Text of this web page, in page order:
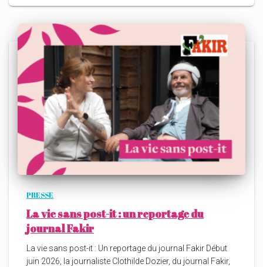
PRESSE
La vie sans post-it : un reportage du
journal Fakir
La vie sans post-it : Un reportage du journal Fakir Début
juin 2026, la journaliste Clothilde Dozier, du journal Fakir,